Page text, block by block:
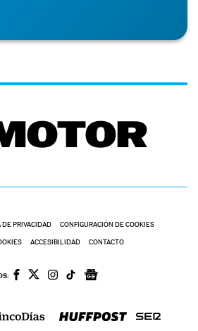
PRIVACIDAD CONFIGURACIÓN DE COOKIES
ACCESIBILIDAD CONTACTO